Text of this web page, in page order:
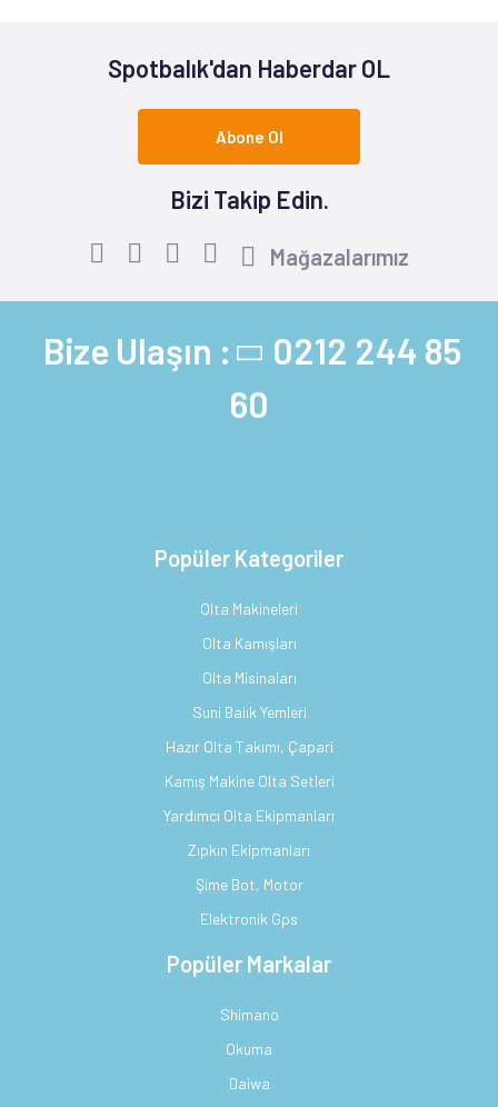
Spotbalık'dan Haberdar OL
Abone Ol
Bizi Takip Edin.
Mağazalarımız
Bize Ulaşın : 0212 244 85
60
Popüler Kategoriler
Olta Makineleri
Olta Kamışları
Olta Misinaları
Suni Balık Yemleri
Hazır Olta Takımı, Çapari
Kamış Makine Olta Setleri
Yardımcı Olta Ekipmanları
Zıpkın Ekipmanları
Şime Bot, Motor
Elektronik Gps
Popüler Markalar
Shimano
Okuma
Daiwa